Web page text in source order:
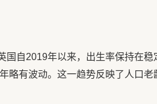
国自2019年以来，出生率保持在
略有波动。这一趋势反映了人口老